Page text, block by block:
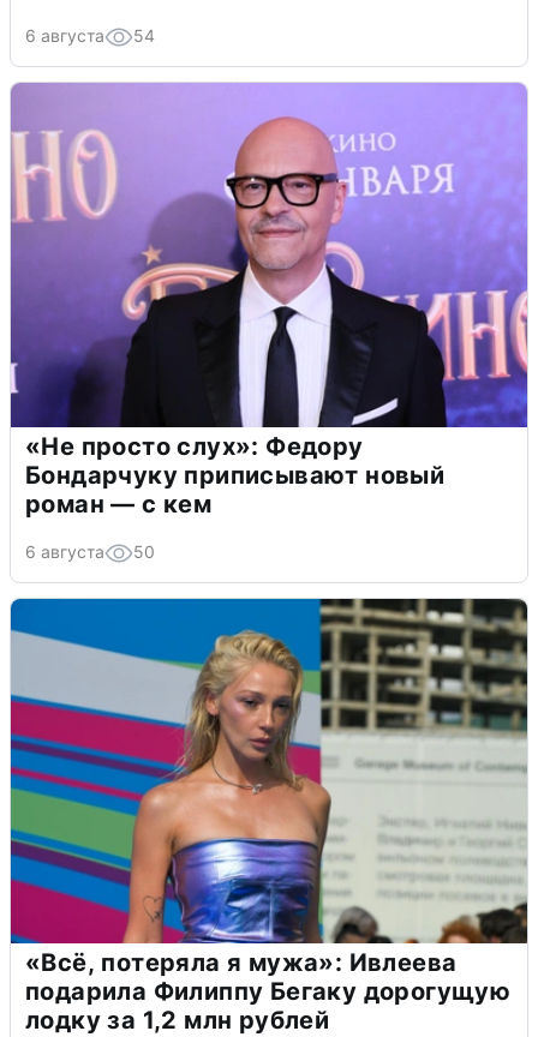
6 августа 54
«Не просто слух»: Федору
Бондарчуку приписывают новый
роман — с кем
6 августа 50
«Всё, потеряла я мужа»: Ивлеева
подарила Филиппу Бегаку дорогущую
лодку за 1,2 млн рублей